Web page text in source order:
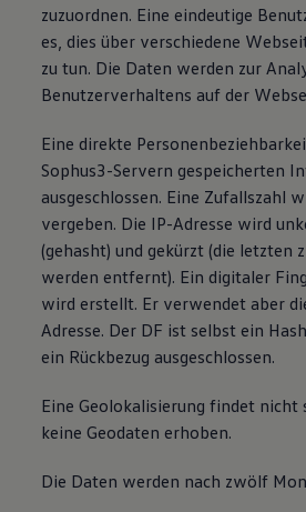
zuzuordnen. Eine eindeutige
es, dies über verschiedene
zu tun. Die Daten werden zur
Benutzerverhaltens auf der
Eine direkte
Sophus3-Servern gespeicherten
ausgeschlossen. Eine Zufallszahl
vergeben. Die IP-Adresse wird
(gehasht) und gekürzt (die letzten
werden entfernt). Ein digitaler
wird erstellt. Er verwendet aber
Adresse. Der DF ist selbst ein
ein Rückbezug ausgeschlossen.
Eine Geolokalisierung findet nicht
keine Geodaten erhoben.
Die Daten werden nach zwölf